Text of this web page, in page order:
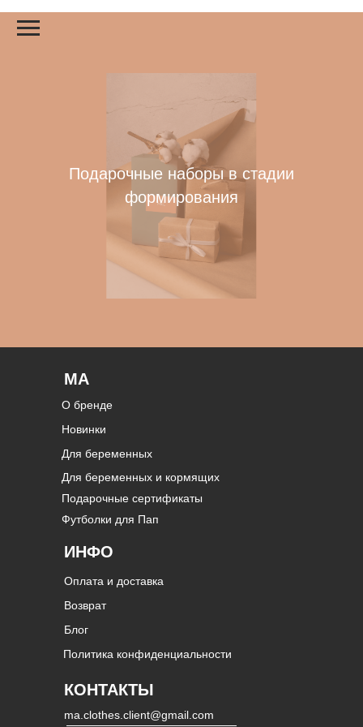
Подарочные наборы в стадии
формирования
КОНТАКТЫ
ma.clothes.client@gmail.com
MA
О бренде
Новинки
Для беременных
Футболки для Пап
Для беременных и кормящих
Подарочные сертификаты
ИНФО
Оплата и доставка
Возврат
Блог
Политика конфиденциальности